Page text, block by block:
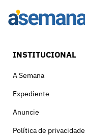
INSTITUCIONAL
A Semana
Expediente
Anuncie
Política de privacidade